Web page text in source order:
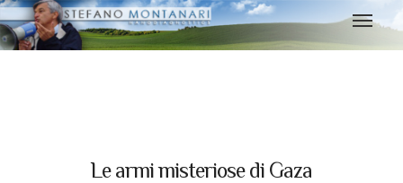
Le armi misteriose di Gaza